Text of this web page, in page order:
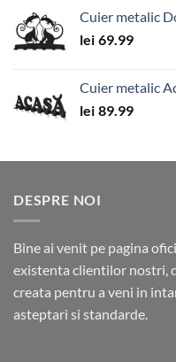
Cuier metalic
lei 69.99
Cuier metalic
lei 89.99
DESPRE NOI
Bine ai venit pe pagina
existenta clientilor nostri,
creata pentru a veni in
asteptari si standarde.